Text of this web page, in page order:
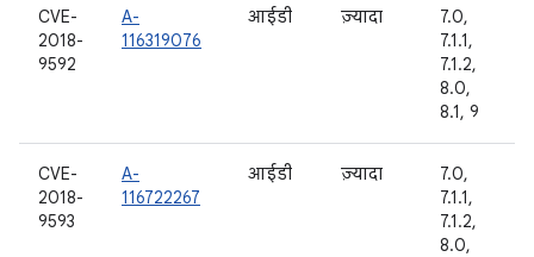
CVE-
2018-
9592
A-
116319076
आईडी ज़्यादा
7.0,
7.1.1,
7.1.2,
8.0,
8.1, 9
CVE-
2018-
9593
A-
116722267
आईडी ज़्यादा
7.0,
7.1.1,
7.1.2,
8.0,